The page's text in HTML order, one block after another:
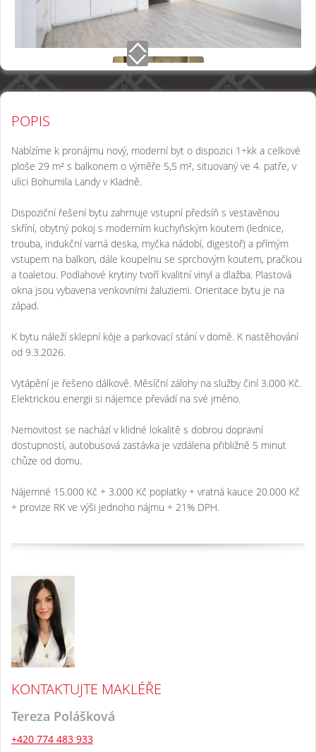
POPIS
Nabízíme k pronájmu nový, moderní byt o dispozici 1+kk a celkové
ploše 29 m² s balkonem o výměře 5,5 m², situovaný ve 4. patře, v
ulici Bohumila Landy v Kladně.
Dispoziční řešení bytu zahrnuje vstupní předsíň s vestavěnou
skříní, obytný pokoj s moderním kuchyňským koutem (lednice,
trouba, indukční varná deska, myčka nádobí, digestoř) a přímým
vstupem na balkon, dále koupelnu se sprchovým koutem, pračkou
a toaletou. Podlahové krytiny tvoří kvalitní vinyl a dlažba. Plastová
okna jsou vybavena venkovními žaluziemi. Orientace bytu je na
západ.
K bytu náleží sklepní kóje a parkovací stání v domě. K nastěhování
od 9.3.2026.
Vytápění je řešeno dálkově. Měsíční zálohy na služby činí 3.000 Kč.
Elektrickou energii si nájemce převádí na své jméno.
Nemovitost se nachází v klidné lokalitě s dobrou dopravní
dostupností, autobusová zastávka je vzdálena přibližně 5 minut
chůze od domu.
Nájemné 15.000 Kč + 3.000 Kč poplatky + vratná kauce 20.000 Kč
+ provize RK ve výši jednoho nájmu + 21% DPH.
KONTAKTUJTE MAKLÉŘE
Tereza Polášková
+420 774 483 933